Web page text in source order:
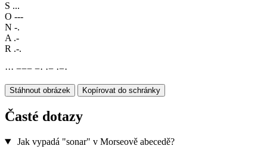
S ...
O ---
N -.
A .-
R .-.
··· −−− −· ·− ·−·
Stáhnout obrázek Kopírovat do schránky
Časté dotazy
Jak vypadá "sonar" v Morseově abecedě?